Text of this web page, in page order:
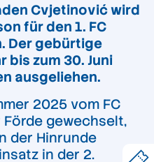
Cvjetinović wird
für den 1. FC
Der gebürtige
bis zum 30. Juni
ausgeliehen.
2025 vom FC
gewechselt,
der Hinrunde
in der 2.